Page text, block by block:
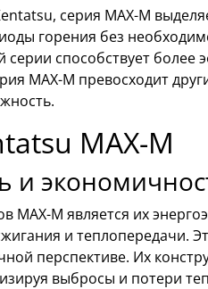
серия MAX-M
горения без
способствует
MAX-M превосходит
MAX-M
и
M является их
и теплопередачи.
перспективе. Их
выбросы и потери